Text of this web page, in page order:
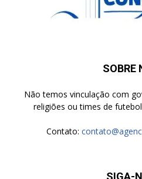
SOBRE
Não temos vinculação com
religiões ou times de
Contato:
SIGA-